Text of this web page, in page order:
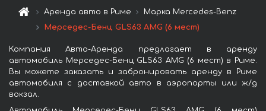
Аренда авто в Риме
Марка Mercedes-Benz
Мерседес-Бенц GLS63 AMG (6 мест)
Компания Авто-Аренда предлагает в аренду
автомобиль Мерседес-Бенц GLS63 AMG (6 мест) в Риме.
Вы можете заказать и забронировать аренду в Риме
автомобиля с доставкой авто в аэропорты или ж/д
вокзал.